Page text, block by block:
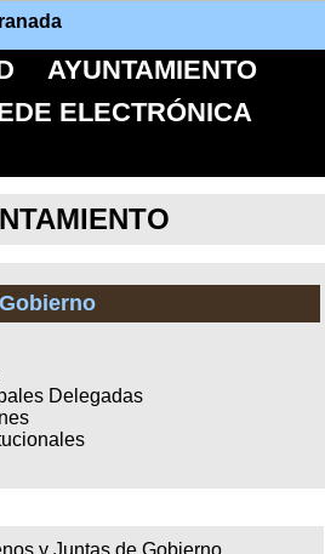
AYUNTAMIENTO
ELECTRÓNICA
Delegadas